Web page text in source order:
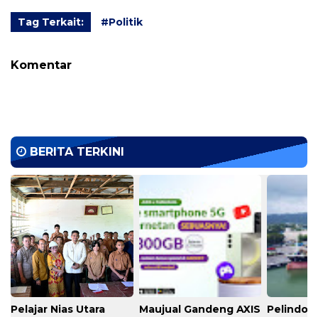
Tag Terkait: #Politik
Komentar
BERITA TERKINI
Pelajar Nias Utara
Maujual Gandeng AXIS
Pelindo